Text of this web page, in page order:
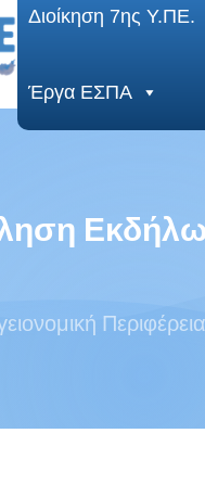
Διοίκηση 7ης Υ.ΠΕ.
Έργα ΕΣΠΑ
Περιφέρεια